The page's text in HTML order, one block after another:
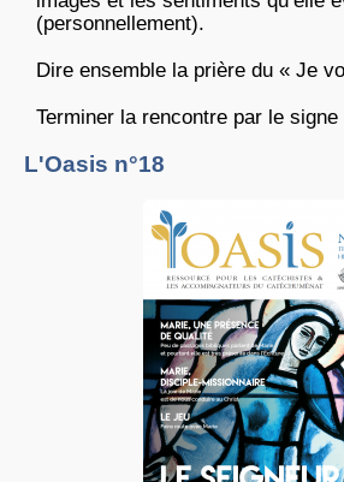
(personnellement).
Dire ensemble la prière du « Je
Terminer la rencontre par le
L'Oasis n°18